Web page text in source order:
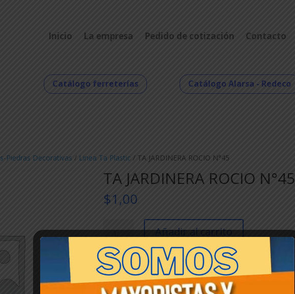
Inicio La empresa Pedido de cotización Contacto
Catálogo ferreterías Catálogo Alarsa - Redeco
Piedras Decorativas / Linea Ta Plastic / TA JARDINERA ROCIO N°45
TA JARDINERA ROCIO N°45
$1,00
JARDINERA
ROCIO
N°45
cantidad
Añadir al carrito
SKU:005368 Categoría:Linea Ta Plastic Etiqueta:Ta
plastic